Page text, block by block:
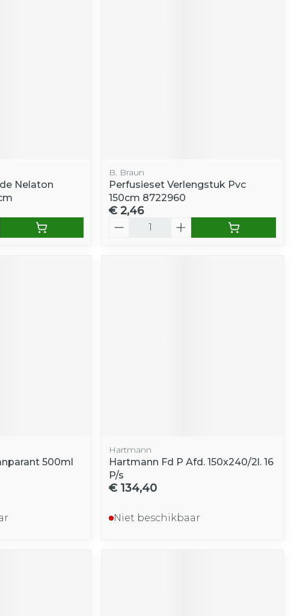
Nelaton
B. Braun
Perfusieset Verlengstuk Pvc
150cm 8722960
€ 2,46
500ml
Hartmann
Hartmann Fd P Afd. 150x240/2l. 16
P/s
€ 134,40
Niet beschikbaar